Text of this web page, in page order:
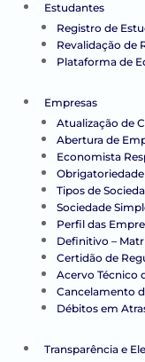
Estudantes
Registro de
Revalidação de
Plataforma de
Empresas
Atualização de
Abertura de
Economista
Tipos de
Sociedade
Perfil das
Definitivo –
Certidão de
Acervo Técnico
Cancelamento
Débitos em
Transparência e